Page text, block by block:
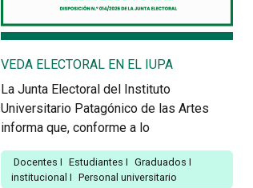
VEDA ELECTORAL EN EL IUPA
La Junta Electoral del Instituto
Universitario Patagónico de las Artes
informa que, conforme a lo
Docentes I Estudiantes I Graduados I
institucional I Personal universitario